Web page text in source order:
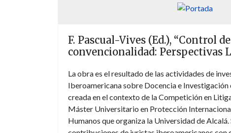
F. Pascual-Vives (Ed.), “Control de
convencionalidad: Perspectivas
La obra es el resultado de las actividades de
Iberoamericana sobre Docencia e Investigación
creada en el contexto de la Competición en
Máster Universitario en Protección
Humanos que organiza la Universidad de Alcalá.